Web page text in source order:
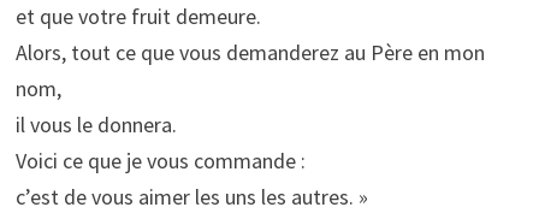
et que votre fruit demeure.
Alors, tout ce que vous demanderez au Père en mon
nom,
il vous le donnera.
Voici ce que je vous commande :
c’est de vous aimer les uns les autres. »